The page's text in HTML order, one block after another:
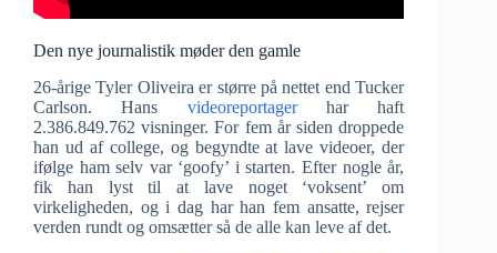
Den nye journalistik møder den gamle
26-årige Tyler Oliveira er større på nettet end Tucker
Carlson. Hans videoreportagerhar haft
2.386.849.762 visninger. For fem år siden droppede
han ud af college, og begyndte at lave videoer, der
ifølge ham selv var ‘goofy’ i starten. Efter nogle år,
fik han lyst til at lave noget ‘voksent’ om
virkeligheden, og i dag har han fem ansatte, rejser
verden rundt og omsætter så de alle kan leve af det.